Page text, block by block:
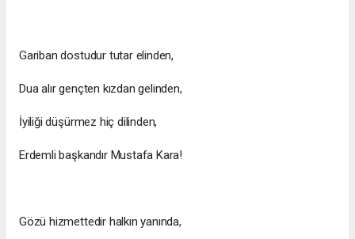
Gariban dostudur tutar elinden,
Dua alır gençten kızdan gelinden,
İyiliği düşürmez hiç dilinden,
Erdemli başkandır Mustafa Kara!
Gözü hizmettedir halkın yanında,